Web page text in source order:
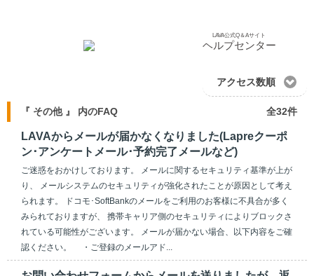
ヘルプセンター
LAVA公式Q＆Aサイト
アクセス数順
『 その他 』 内のFAQ 全32件
LAVAからメールが届かなくなりました(Lapreクーポ
ン･アンケートメール･予約完了メールなど)
ご迷惑をおかけしております。 メールに関するセキュリティ基準が上が
り、 メールシステムのセキュリティが強化されたことが原因として考え
られます。 ドコモ･SoftBankのメールをご利用のお客様に不具合が多く
みられておりますが、 携帯キャリア側のセキュリティによりブロックさ
れている可能性がございます。 メールが届かない場合、以下内容をご確
認ください。 ・ご登録のメールアド...